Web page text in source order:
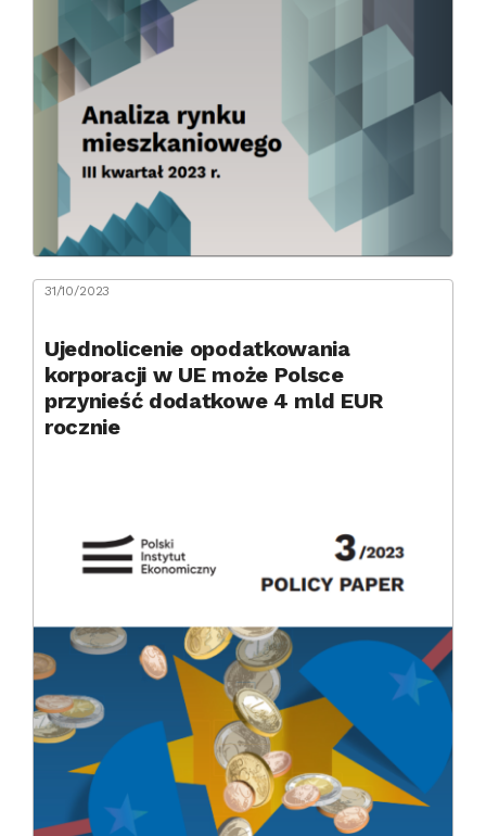
31/10/2023
Ujednolicenie opodatkowania
korporacji w UE może Polsce
przynieść dodatkowe 4 mld EUR
rocznie